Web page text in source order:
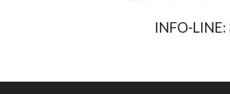
INFO-